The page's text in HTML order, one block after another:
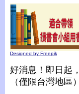
Designed by Freepik
好消息！即日起
（僅限台灣地區）